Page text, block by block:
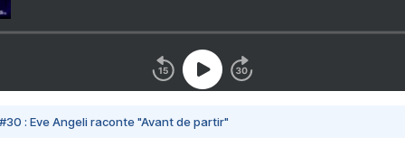
#30 : Eve Angeli raconte "Avant de partir"